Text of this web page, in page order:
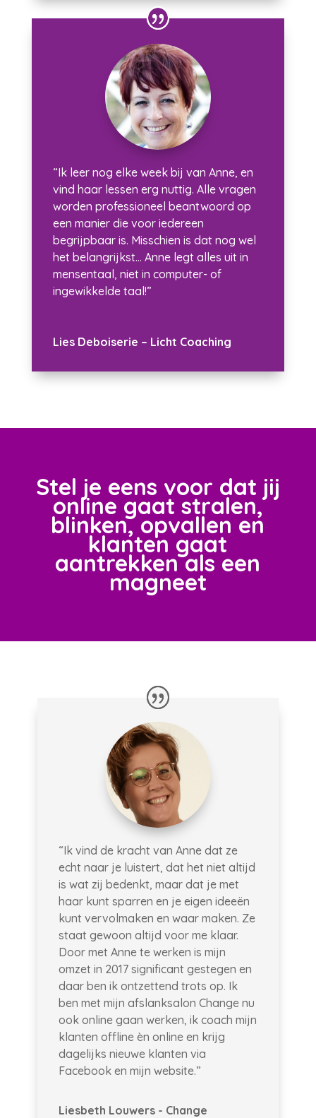
“Ik leer nog elke week bij van Anne, en
vind haar lessen erg nuttig. Alle vragen
worden professioneel beantwoord op
een manier die voor iedereen
begrijpbaar is. Misschien is dat nog wel
het belangrijkst… Anne legt alles uit in
mensentaal, niet in computer- of
ingewikkelde taal!”
Lies Deboiserie – Licht Coaching
Stel je eens voor dat jij
online gaat stralen,
blinken, opvallen en
klanten gaat
aantrekken als een
magneet
“Ik vind de kracht van Anne dat ze
echt naar je luistert, dat het niet altijd
is wat zij bedenkt, maar dat je met
haar kunt sparren en je eigen ideeën
kunt vervolmaken en waar maken. Ze
staat gewoon altijd voor me klaar.
Door met Anne te werken is mijn
omzet in 2017 significant gestegen en
daar ben ik ontzettend trots op. Ik
ben met mijn afslanksalon Change nu
ook online gaan werken, ik coach mijn
klanten offline èn online en krijg
dagelijks nieuwe klanten via
Facebook en mijn website.”
Liesbeth Louwers - Change